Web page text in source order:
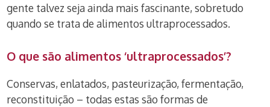
gente talvez seja ainda mais fascinante, sobretudo
quando se trata de alimentos ultraprocessados.
O que são alimentos ‘ultraprocessados’?
Conservas, enlatados, pasteurização, fermentação,
reconstituição – todas estas são formas de